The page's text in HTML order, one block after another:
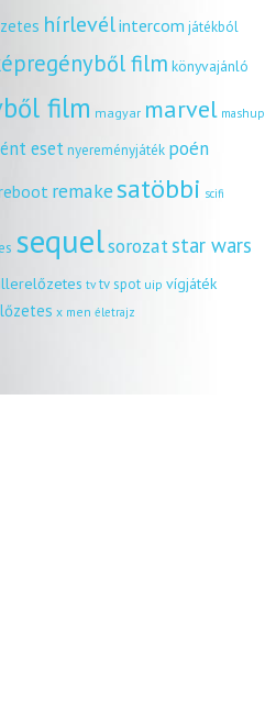
hírlevélintercom játékból
film könyvajánló
film magyar marvel mashup
esetnyereményjáték poén
remakesatöbbi scifi
sequelsorozatstar wars
tv tv spot uip vígjáték
x men életrajz